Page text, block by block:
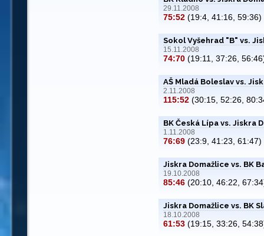
29.11.2008
75:52 (19:4, 41:16, 59:36)
Sokol Vyšehrad "B" vs.
15.11.2008
74:70 (19:11, 37:26,
AŠ Mladá Boleslav vs.
2.11.2008
115:52 (30:15, 52:26,
BK Česká Lípa vs. Jiskra
1.11.2008
76:69 (23:9, 41:23, 61:47)
Jiskra Domažlice vs. BK
19.10.2008
85:46 (20:10, 46:22,
Jiskra Domažlice vs. BK
18.10.2008
61:53 (19:15, 33:26,